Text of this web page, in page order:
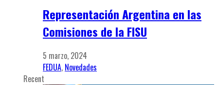
Representación Argentina en las
Comisiones de la FISU
5 marzo, 2024
FEDUA, Novedades
Recent